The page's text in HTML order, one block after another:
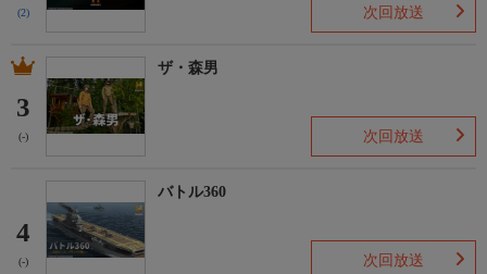
(2) 次回放送
3
(-)
ザ・森男
次回放送
4
(-)
バトル360
次回放送